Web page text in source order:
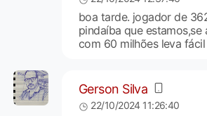
boa tarde. jogador de
pindaíba que estamos,se
com 60 milhões leva fácil
Gerson Silva
22/10/2024 11:26:40